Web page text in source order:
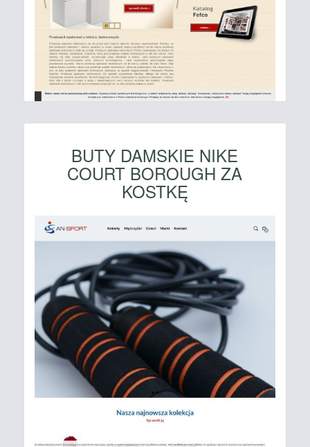
BUTY DAMSKIE NIKE
COURT BOROUGH ZA
KOSTKĘ